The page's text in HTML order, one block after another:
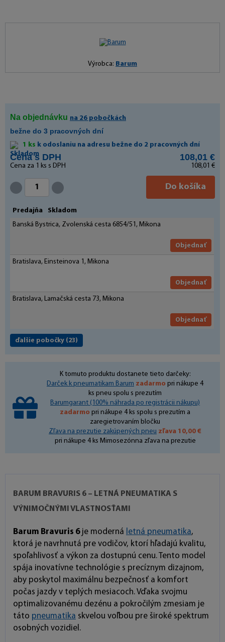
Výrobca: Barum
Na objednávku na 26 pobočkách
bežne do 3 pracovných dní
1 ks k odoslaniu na adresu bežne do 2 pracovných dní
Cena s DPH 108,01 €
Cena za 1 ks s DPH 108,01 €
Do košíka
Predajňa
Skladom
Banská Bystrica, Zvolenská cesta 6854/51, Mikona
Objednať
Bratislava, Einsteinova 1, Mikona
Objednať
Bratislava, Lamačská cesta 73, Mikona
Objednať
ďalšie pobočky (23)
K tomuto produktu dostanete tieto darčeky:
Darček k pneumatikam Barum zadarmo pri nákupe 4
ks pneu spolu s prezutím
Barumgarant (100% náhrada po registrácii nákupu)
zadarmo pri nákupe 4 ks spolu s prezutím a
zaregietrovaním bločku
Zľava na prezutie zakúpených pneu zľava 10,00 €
pri nákupe 4 ks Mimosezónna zľava na prezutie
BARUM BRAVURIS 6 – LETNÁ PNEUMATIKA S
VÝNIMOČNÝMI VLASTNOSŤAMI
Barum Bravuris 6je moderná letná pneumatika,
ktorá je navrhnutá pre vodičov, ktorí hľadajú kvalitu,
spoľahlivosť a výkon za dostupnú cenu. Tento model
spája inovatívne technológie s precíznym dizajnom,
aby poskytol maximálnu bezpečnosť a komfort
počas jazdy v teplých mesiacoch. Vďaka svojmu
optimalizovanému dezénu a pokročilým zmesiam je
táto pneumatika skvelou voľbou pre široké spektrum
osobných vozidiel.